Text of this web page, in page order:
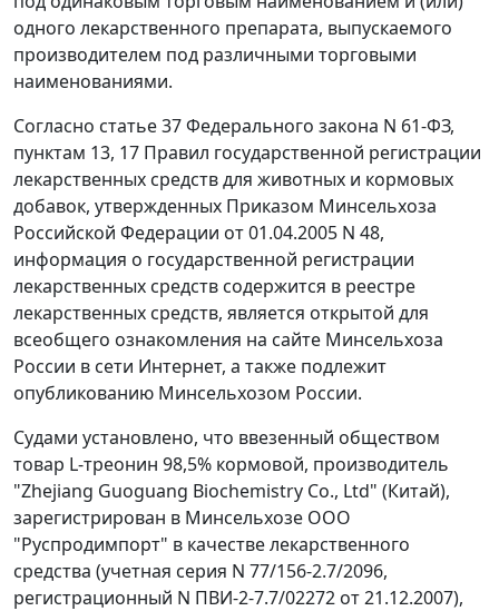
одного лекарственного препарата, выпускаемого
производителем под различными торговыми
наименованиями.
Согласно статье 37Федерального закона N 61-ФЗ,
пунктам 13, 17 Правил государственной регистрации
лекарственных средств для животных и кормовых
добавок, утвержденных Приказом Минсельхоза
Российской Федерации от 01.04.2005 N 48,
информация о государственной регистрации
лекарственных средств содержится в реестре
лекарственных средств, является открытой для
всеобщего ознакомления на сайте Минсельхоза
России в сети Интернет, а также подлежит
опубликованию Минсельхозом России.
Судами установлено, что ввезенный обществом
товар L-треонин 98,5% кормовой, производитель
"Zhejiang Guoguang Biochemistry Co., Ltd" (Китай),
зарегистрирован в Минсельхозе ООО
"Руспродимпорт" в качестве лекарственного
средства (учетная серия N 77/156-2.7/2096,
регистрационный N ПВИ-2-7.7/02272 от 21.12.2007),